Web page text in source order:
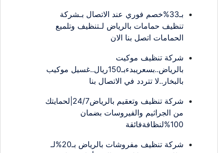
بـ33%خصم فوري عند الاتصال بـشركة
تنظيف حمامات بالرياض لـتنظيف وتلميع
الحمامات اتصل بنا الان
شركة تنظيف موكيت
بالرياض..بسعريبدءبـ150ريال..غسيل موكيب
بالبخار..لا تتردد في الاتصال بنا
شركة تنظيف وتعقيم بالرياض24/7|لحمايتك
من الجراثيم والفيروسات بضمان
100%لنظافةفائقة
شركة تنظيف مفروشات بالرياض بـ20%لـ